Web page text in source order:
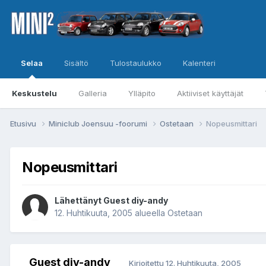
Selaa
Keskustelu Galleria Ylläpito Aktiiviset käyttäjät
Sisältö Tulostaulukko Kalenteri
Etusivu Miniclub Joensuu -foorumi Ostetaan Nopeusmittari
Nopeusmittari
Lähettänyt Guest diy-andy
12. Huhtikuuta, 2005 alueella Ostetaan
Guest diy-andy Kirjoitettu 12. Huhtikuuta, 2005